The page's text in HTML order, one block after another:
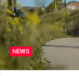
NEWS